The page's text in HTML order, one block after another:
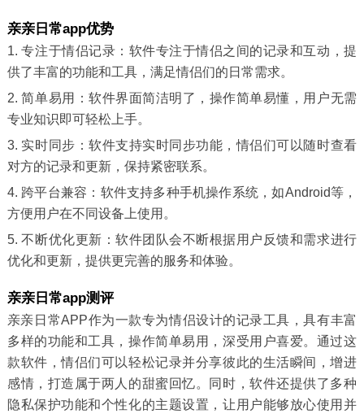
亲亲日常app优势
1. 专注于情侣记录：软件专注于情侣之间的记录和互动，提
供了丰富的功能和工具，满足情侣们的日常需求。
2. 简单易用：软件界面简洁明了，操作简单易懂，用户无需
专业知识即可轻松上手。
3. 实时同步：软件支持实时同步功能，情侣们可以随时查看
对方的记录和更新，保持紧密联系。
4. 跨平台兼容：软件支持多种手机操作系统，如Android等，
方便用户在不同设备上使用。
5. 不断优化更新：软件团队会不断根据用户反馈和需求进行
优化和更新，提供更完善的服务和体验。
亲亲日常app测评
亲亲日常APP作为一款专为情侣设计的记录工具，具有丰富
多样的功能和工具，操作简单易用，深受用户喜爱。通过这
款软件，情侣们可以轻松记录并分享彼此的生活瞬间，增进
感情，打造属于两人的甜蜜回忆。同时，软件还提供了多种
隐私保护功能和个性化的主题设置，让用户能够放心使用并